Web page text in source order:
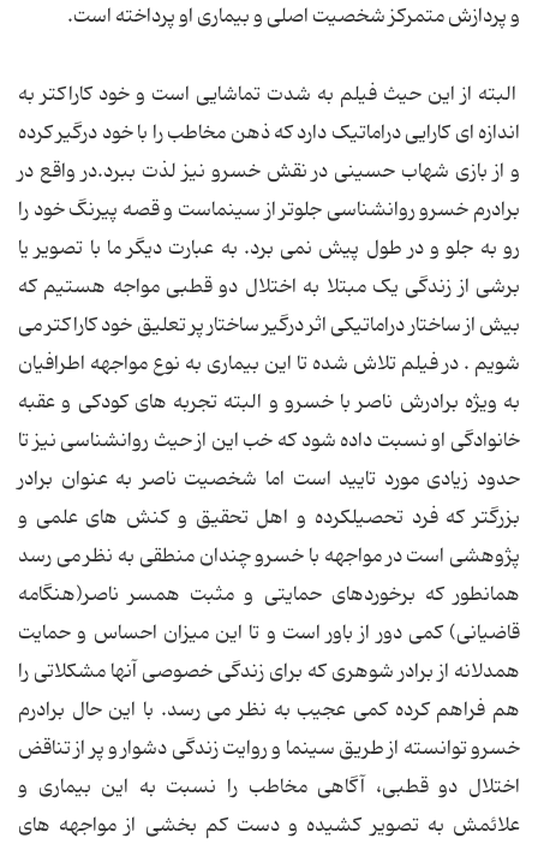
و پردازش متمرکز شخصیت اصلی و بیماری او پرداخته است.
البته از این حیث فیلم به شدت تماشایی است و خود کاراکتر به
اندازه ای کارایی دراماتیک دارد که ذهن مخاطب را با خود درگیر کرده
و از بازی شهاب حسینی در نقش خسرو نیز لذت ببرد.در واقع در
برادرم خسرو روانشناسی جلوتر از سینماست و قصه پیرنگ خود را
رو به جلو و در طول پیش نمی برد. به عبارت دیگر ما با تصویر یا
برشی از زندگی یک مبتلا به اختلال دو قطبی مواجه هستیم که
بیش از ساختار دراماتیکی اثر درگیر ساختار پر تعلیق خود کاراکتر می
شویم . در فیلم تلاش شده تا این بیماری به نوع مواجهه اطرافیان
به ویژه برادرش ناصر با خسرو و البته تجربه های کودکی و عقبه
خانوادگی او نسبت داده شود که خب این از حیث روانشناسی نیز تا
حدود زیادی مورد تایید است اما شخصیت ناصر به عنوان برادر
بزرگتر که فرد تحصیلکرده و اهل تحقیق و کنش های علمی و
پژوهشی است در مواجهه با خسرو چندان منطقی به نظر می رسد
همانطور که برخوردهای حمایتی و مثبت همسر ناصر(هنگامه
قاضیانی) کمی دور از باور است و تا این میزان احساس و حمایت
همدلانه از برادر شوهری که برای زندگی خصوصی آنها مشکلاتی را
هم فراهم کرده کمی عجیب به نظر می رسد. با این حال برادرم
خسرو توانسته از طریق سینما و روایت زندگی دشوار و پر از تناقض
اختلال دو قطبی، آگاهی مخاطب را نسبت به این بیماری و
علائمش به تصویر کشیده و دست کم بخشی از مواجهه های